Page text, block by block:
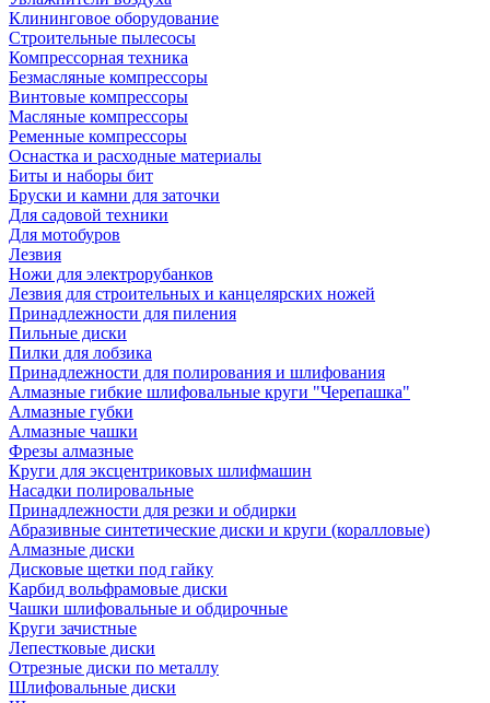
Клининговое оборудование
Строительные пылесосы
Компрессорная техника
Безмасляные компрессоры
Винтовые компрессоры
Масляные компрессоры
Ременные компрессоры
Оснастка и расходные материалы
Биты и наборы бит
Бруски и камни для заточки
Для садовой техники
Для мотобуров
Лезвия
Ножи для электрорубанков
Лезвия для строительных и канцелярских ножей
Принадлежности для пиления
Пильные диски
Пилки для лобзика
Принадлежности для полирования и шлифования
Алмазные гибкие шлифовальные круги "Черепашка"
Алмазные губки
Алмазные чашки
Фрезы алмазные
Круги для эксцентриковых шлифмашин
Насадки полировальные
Принадлежности для резки и обдирки
Абразивные синтетические диски и круги (коралловые)
Алмазные диски
Дисковые щетки под гайку
Карбид вольфрамовые диски
Чашки шлифовальные и обдирочные
Круги зачистные
Лепестковые диски
Отрезные диски по металлу
Шлифовальные диски